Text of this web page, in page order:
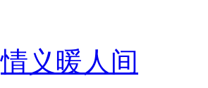
情义暖人间